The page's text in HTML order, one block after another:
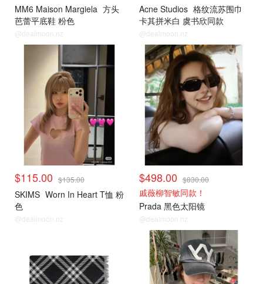
MM6 Maison Margiela 方头
芭蕾平底鞋 粉色
@dealmoon.nz
Acne Studios 格纹流苏围巾
卡其拼米白 虞书欣同款
@dealmoon.nz
$115.00 $135.00
SKIMS Worn In Heart T恤 粉
色
@dealmoon.nz
小编推荐
$498.00 $830.00
戚薇柳智敏同款！
Prada 黑色太阳镜
@dealmoon.nz
小编推荐